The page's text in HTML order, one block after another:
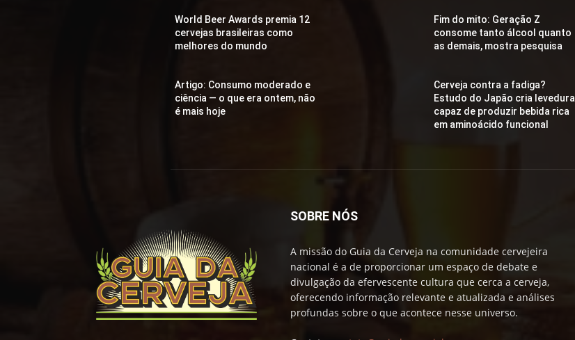
World Beer Awards premia 12
cervejas brasileiras como
melhores do mundo
Artigo: Consumo moderado e
ciência — o que era ontem, não
é mais hoje
Fim do mito: Geração Z
consome tanto álcool quanto
as demais, mostra pesquisa
Cerveja contra a fadiga?
Estudo do Japão cria levedura
capaz de produzir bebida rica
em aminoácido funcional
SOBRE NÓS
A missão do Guia da Cerveja na comunidade cervejeira
nacional é a de proporcionar um espaço de debate e
divulgação da efervescente cultura que cerca a cerveja,
oferecendo informação relevante e atualizada e análises
profundas sobre o que acontece nesse universo.